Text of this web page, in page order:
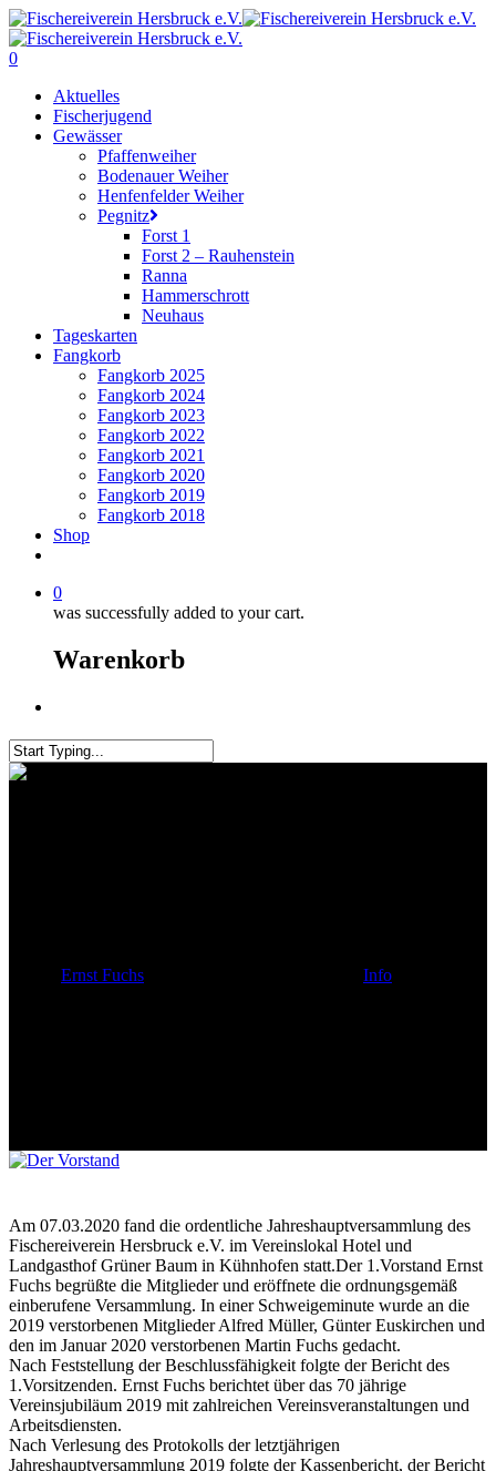
Skip
to
main
0
Aktuelles
Fischerjugend
Gewässer
Pfaffenweiher
Bodenauer Weiher
Henfenfelder Weiher
Pegnitz
Forst 1
Forst 2 – Rauhenstein
Ranna
Hammerschrott
Neuhaus
Tageskarten
Fangkorb
Fangkorb 2025
Fangkorb 2024
Fangkorb 2023
Fangkorb 2022
Fangkorb 2021
Fangkorb 2020
Fangkorb 2019
Fangkorb 2018
Shop
0
was successfully added to your cart.
Warenkorb
Close
Ernst Fuchs Info
Am 07.03.2020 fand die ordentliche Jahreshauptversammlung des
Fischereiverein Hersbruck e.V. im Vereinslokal Hotel und
Landgasthof Grüner Baum in Kühnhofen statt.Der 1.Vorstand Ernst
Fuchs begrüßte die Mitglieder und eröffnete die ordnungsgemäß
einberufene Versammlung. In einer Schweigeminute wurde an die
2019 verstorbenen Mitglieder Alfred Müller, Günter Euskirchen und
den im Januar 2020 verstorbenen Martin Fuchs gedacht.
Nach Feststellung der Beschlussfähigkeit folgte der Bericht des
1.Vorsitzenden. Ernst Fuchs berichtet über das 70 jährige
Vereinsjubiläum 2019 mit zahlreichen Vereinsveranstaltungen und
Arbeitsdiensten.
Nach Verlesung des Protokolls der letztjährigen
Jahreshauptversammlung 2019 folgte der Kassenbericht, der Bericht